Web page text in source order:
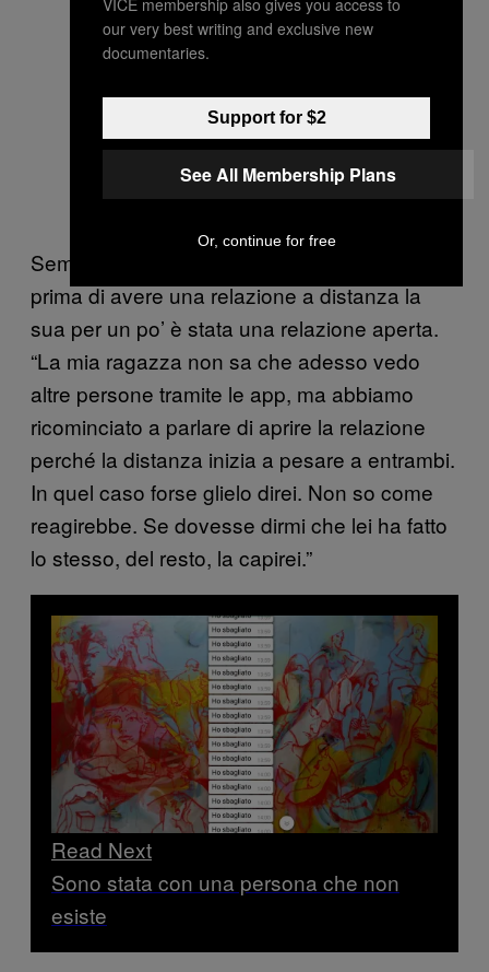
Sempre Luca, ad esempio, racconta che
prima di avere una relazione a distanza la
sua per un po’ è stata una relazione aperta.
“La mia ragazza non sa che adesso vedo
altre persone tramite le app, ma abbiamo
ricominciato a parlare di aprire la relazione
perché la distanza inizia a pesare a entrambi.
In quel caso forse glielo direi. Non so come
reagirebbe. Se dovesse dirmi che lei ha fatto
lo stesso, del resto, la capirei.”
Read Next
Sono stata con una persona che non
esiste
our very best writing and exclusive new
documentaries.
Support for $2
See All Membership Plans
Or, continue for free